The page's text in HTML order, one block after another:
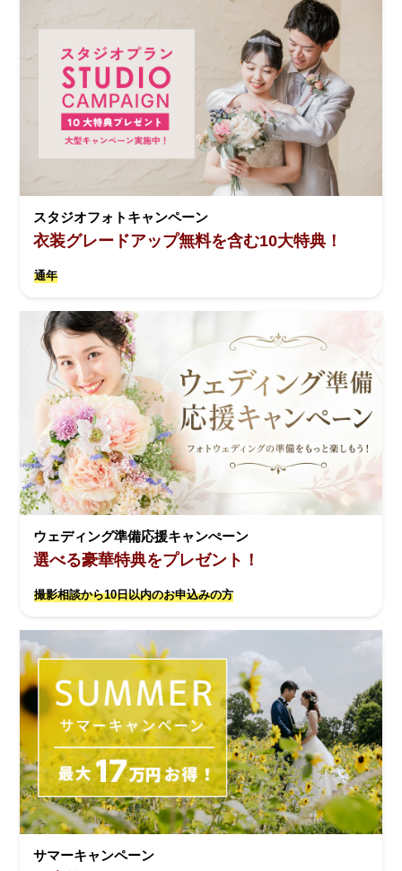
スタジオフォトキャンペーン
衣装グレードアップ無料を含む10大特典！
通年
ウェディング準備応援キャンぺーン
選べる豪華特典をプレゼント！
撮影相談から10日以内のお申込みの方
サマーキャンペーン